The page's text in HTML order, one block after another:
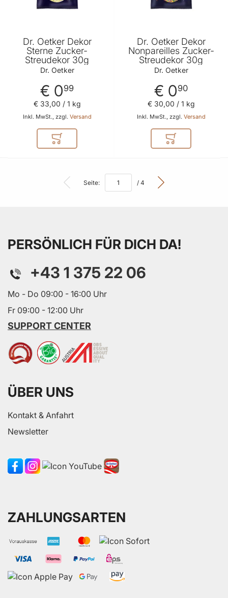
Dr. Oetker Dekor
Sterne Zucker-
Streudekor 30g
Dr. Oetker
€ 099
Inkl. MwSt., zzgl. Versand
€ 33,00 / 1 kg
In den Warenkorb
Dr. Oetker Dekor
Nonpareilles Zucker-
Streudekor 30g
Dr. Oetker
€ 090
Inkl. MwSt., zzgl. Versand
€ 30,00 / 1 kg
In den
Seite: / 4
PERSÖNLICH FÜR DICH DA!
+43 1 375 22 06
Mo - Do 09:00 - 16:00 Uhr
Fr 09:00 - 12:00 Uhr
SUPPORT CENTER
ÜBER UNS
Kontakt & Anfahrt
Newsletter
ZAHLUNGSARTEN